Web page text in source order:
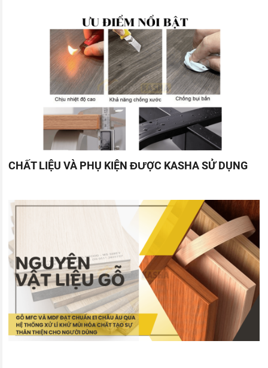
CHẤT LIỆU VÀ PHỤ KIỆN ĐƯỢC KASHA SỬ DỤNG